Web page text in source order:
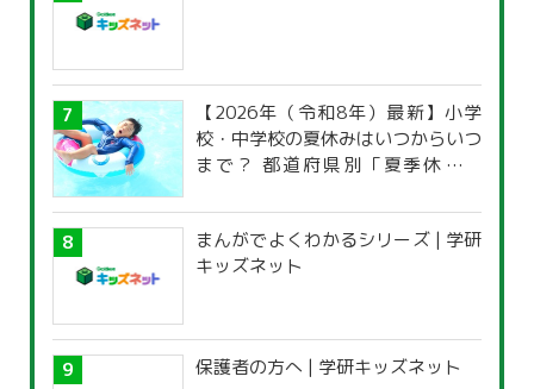
【2026年（令和8年）最新】小学
校・中学校の夏休みはいつからいつ
まで？ 都道府県別「夏季休暇一
まんがでよくわかるシリーズ | 学研
キッズネット
保護者の方へ | 学研キッズネット